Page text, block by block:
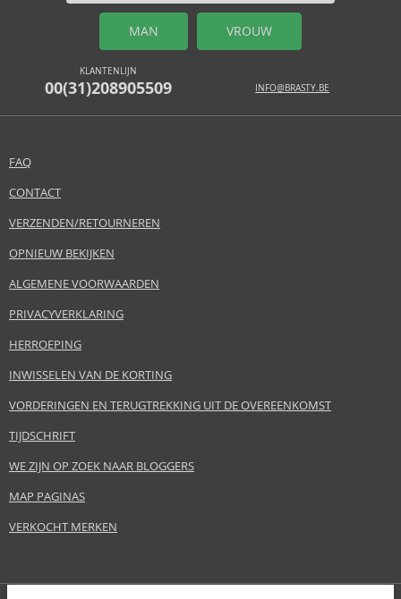
MAN VROUW
KLANTENLIJN
00(31)208905509 INFO@BRASTY.BE
FAQ
CONTACT
VERZENDEN/RETOURNEREN
OPNIEUW BEKIJKEN
ALGEMENE VOORWAARDEN
PRIVACYVERKLARING
HERROEPING
INWISSELEN VAN DE KORTING
VORDERINGEN EN TERUGTREKKING UIT DE OVEREENKOMST
TIJDSCHRIFT
WE ZIJN OP ZOEK NAAR BLOGGERS
MAP PAGINAS
VERKOCHT MERKEN